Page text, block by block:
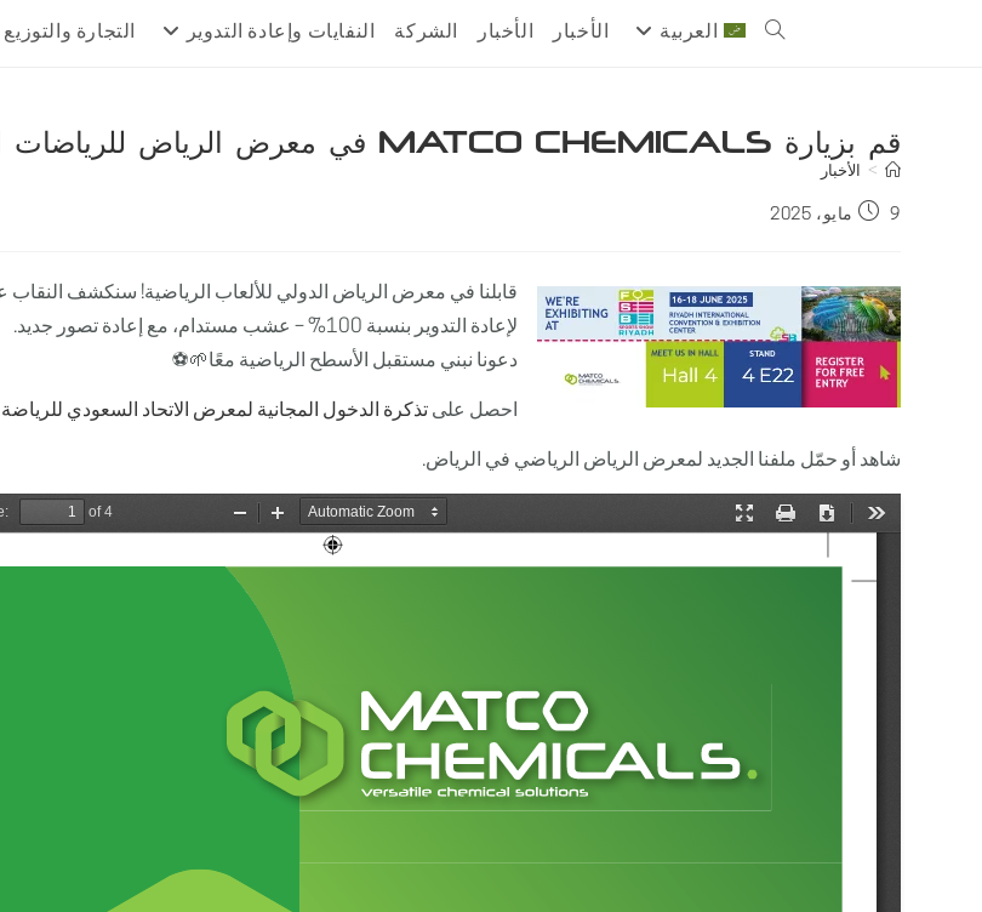
التجارة والتوزيع النفايات وإعادة التدوير الشركة الأخبار الأخبار العربية Toggle
قم بزيارة MATCO CHEMICALS في معرض الرياض للرياضات الرياضية في الرياض
> الأخبار
Post
9 مايو، 2025
قابلنا في معرض الرياض الدولي للألعاب الرياضية! سنكشف النقاب
لإعادة التدوير بنسبة 100% – عشب مستدام، مع إعادة تصور جديد.
دعونا نبني مستقبل الأسطح الرياضية معًا🌱⚽️
احصل علىتذكرة الدخول المجانية لمعرض الاتحاد السعودي
شاهد أو حمّل ملفنا الجديد لمعرض الرياض الرياضي في الرياض.